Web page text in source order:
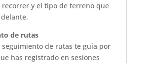
y el tipo de terreno que
de rutas
seguimiento de rutas te guía por
has registrado en sesiones